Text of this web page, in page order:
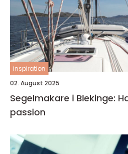
inspiration
02. August 2025
Segelmakare i Blekinge:
passion